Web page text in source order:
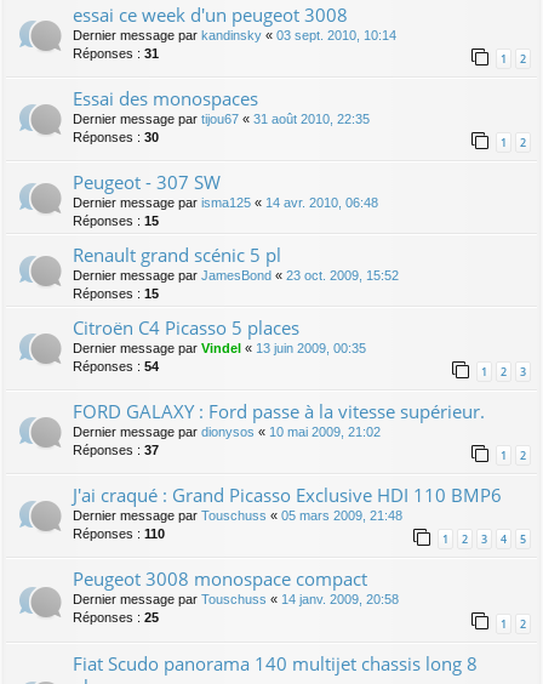
essai ce week d'un peugeot 3008
Dernier message par kandinsky « 03 sept. 2010, 10:14
Réponses : 31 1 2
Essai des monospaces
Dernier message par tijou67 « 31 août 2010, 22:35
Réponses : 30 1 2
Peugeot - 307 SW
Dernier message par isma125 « 14 avr. 2010, 06:48
Réponses : 15
Renault grand scénic 5 pl
Dernier message par JamesBond « 23 oct. 2009, 15:52
Réponses : 15
Citroën C4 Picasso 5 places
Dernier message par Vindel « 13 juin 2009, 00:35
Réponses : 54 1 2 3
FORD GALAXY : Ford passe à la vitesse supérieur.
Dernier message par dionysos « 10 mai 2009, 21:02
Réponses : 37 1 2
J'ai craqué : Grand Picasso Exclusive HDI 110 BMP6
Dernier message par Touschuss « 05 mars 2009, 21:48
Réponses : 110 1 2 3 4 5
Peugeot 3008 monospace compact
Dernier message par Touschuss « 14 janv. 2009, 20:58
Réponses : 25 1 2
Fiat Scudo panorama 140 multijet chassis long 8